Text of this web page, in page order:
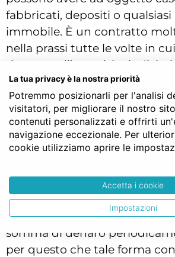
fabbricati, depositi o
immobile. È un contratto
nella prassi tutte le volte in
ricorrere all’autorità
controversie in breve tempo
notaio.
Contratto di rendita
decidono che come
trasferimento di un immobile
in favore di una determinata
somma di denaro
per questo che tale forma
La tua privacy è la nostra priorità
Potremmo posizionarli per l'analisi
visitatori, per migliorare il nostro
contenuti personalizzati e offrirti
navigazione eccezionale. Per
cookie utilizziamo aprire le
Accetta i cookie
Impostazioni